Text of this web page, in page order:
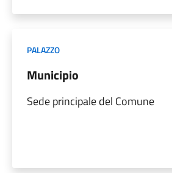
PALAZZO
Municipio
Sede principale del Comune